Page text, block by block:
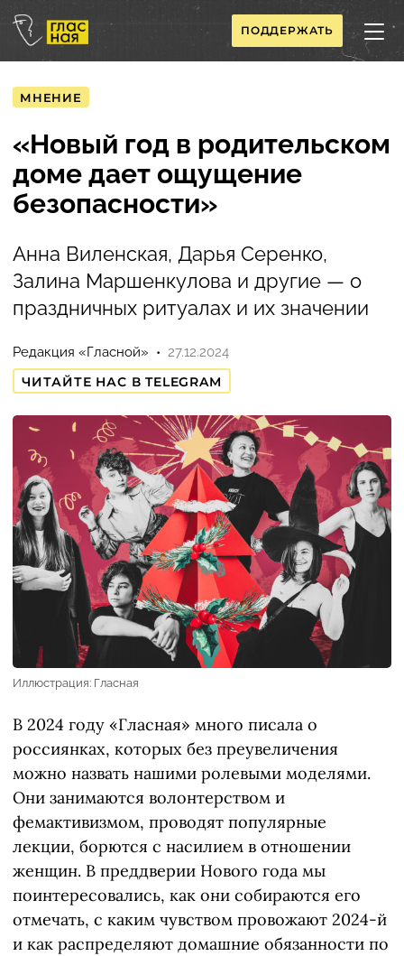
ПОДДЕРЖАТЬ
МНЕНИЕ
«Новый год в родительском
доме дает ощущение
безопасности»
Анна Виленская, Дарья Серенко,
Залина Маршенкулова и другие — о
праздничных ритуалах и их значении
Редакция «Гласной»
27.12.2024
ЧИТАЙТЕ НАС В TELEGRAM
Иллюстрация: Гласная
В 2024 году «Гласная» много писала о
россиянках, которых без преувеличения
можно назвать нашими ролевыми моделями.
Они занимаются волонтерством и
фемактивизмом, проводят популярные
лекции, борются с насилием в отношении
женщин. В преддверии Нового года мы
поинтересовались, как они собираются его
отмечать, с каким чувством провожают 2024-й
и как распределяют домашние обязанности по